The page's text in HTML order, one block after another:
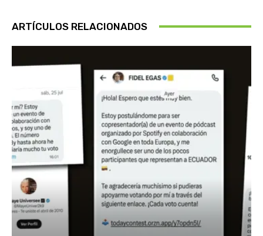
ARTÍCULOS RELACIONADOS